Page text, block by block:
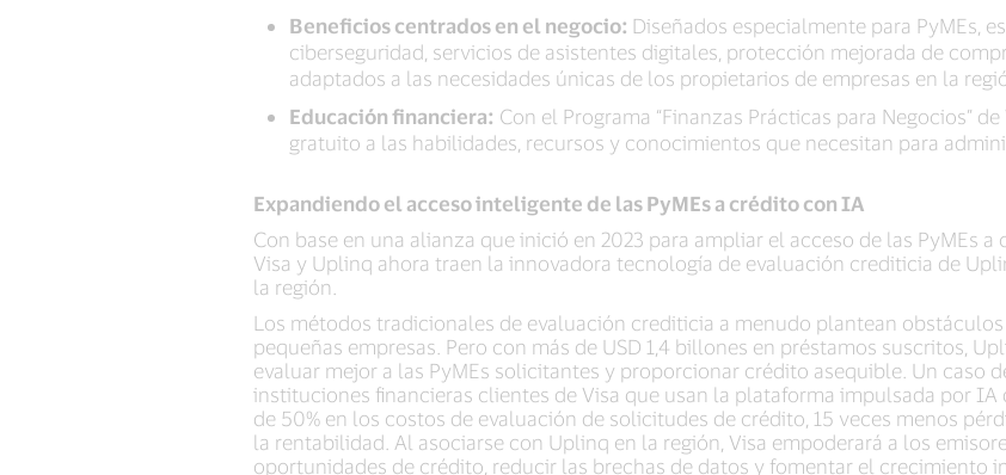
Beneficios centrados en el negocio: Diseñados especialmente para PyMEs,
ciberseguridad, servicios de asistentes digitales, protección mejorada de
adaptados a las necesidades únicas de los propietarios de empresas en la
Educación financiera: Con el Programa “Finanzas Prácticas para Negocios”
gratuito a las habilidades, recursos y conocimientos que necesitan para
Expandiendo el acceso inteligente de las PyMEs a crédito con IA
Con base en una alianza que inició en 2023 para ampliar el acceso de las PyMEs a
Visa y Uplinq ahora traen la innovadora tecnología de evaluación crediticia de
la región.
Los métodos tradicionales de evaluación crediticia a menudo plantean
pequeñas empresas. Pero con más de USD 1,4 billones en préstamos suscritos,
evaluar mejor a las PyMEs solicitantes y proporcionar crédito asequible. Un caso
instituciones financieras clientes de Visa que usan la plataforma impulsada por
de 50% en los costos de evaluación de solicitudes de crédito, 15 veces menos
la rentabilidad. Al asociarse con Uplinq en la región, Visa empoderará a los
oportunidades de crédito, reducir las brechas de datos y fomentar el crecimiento